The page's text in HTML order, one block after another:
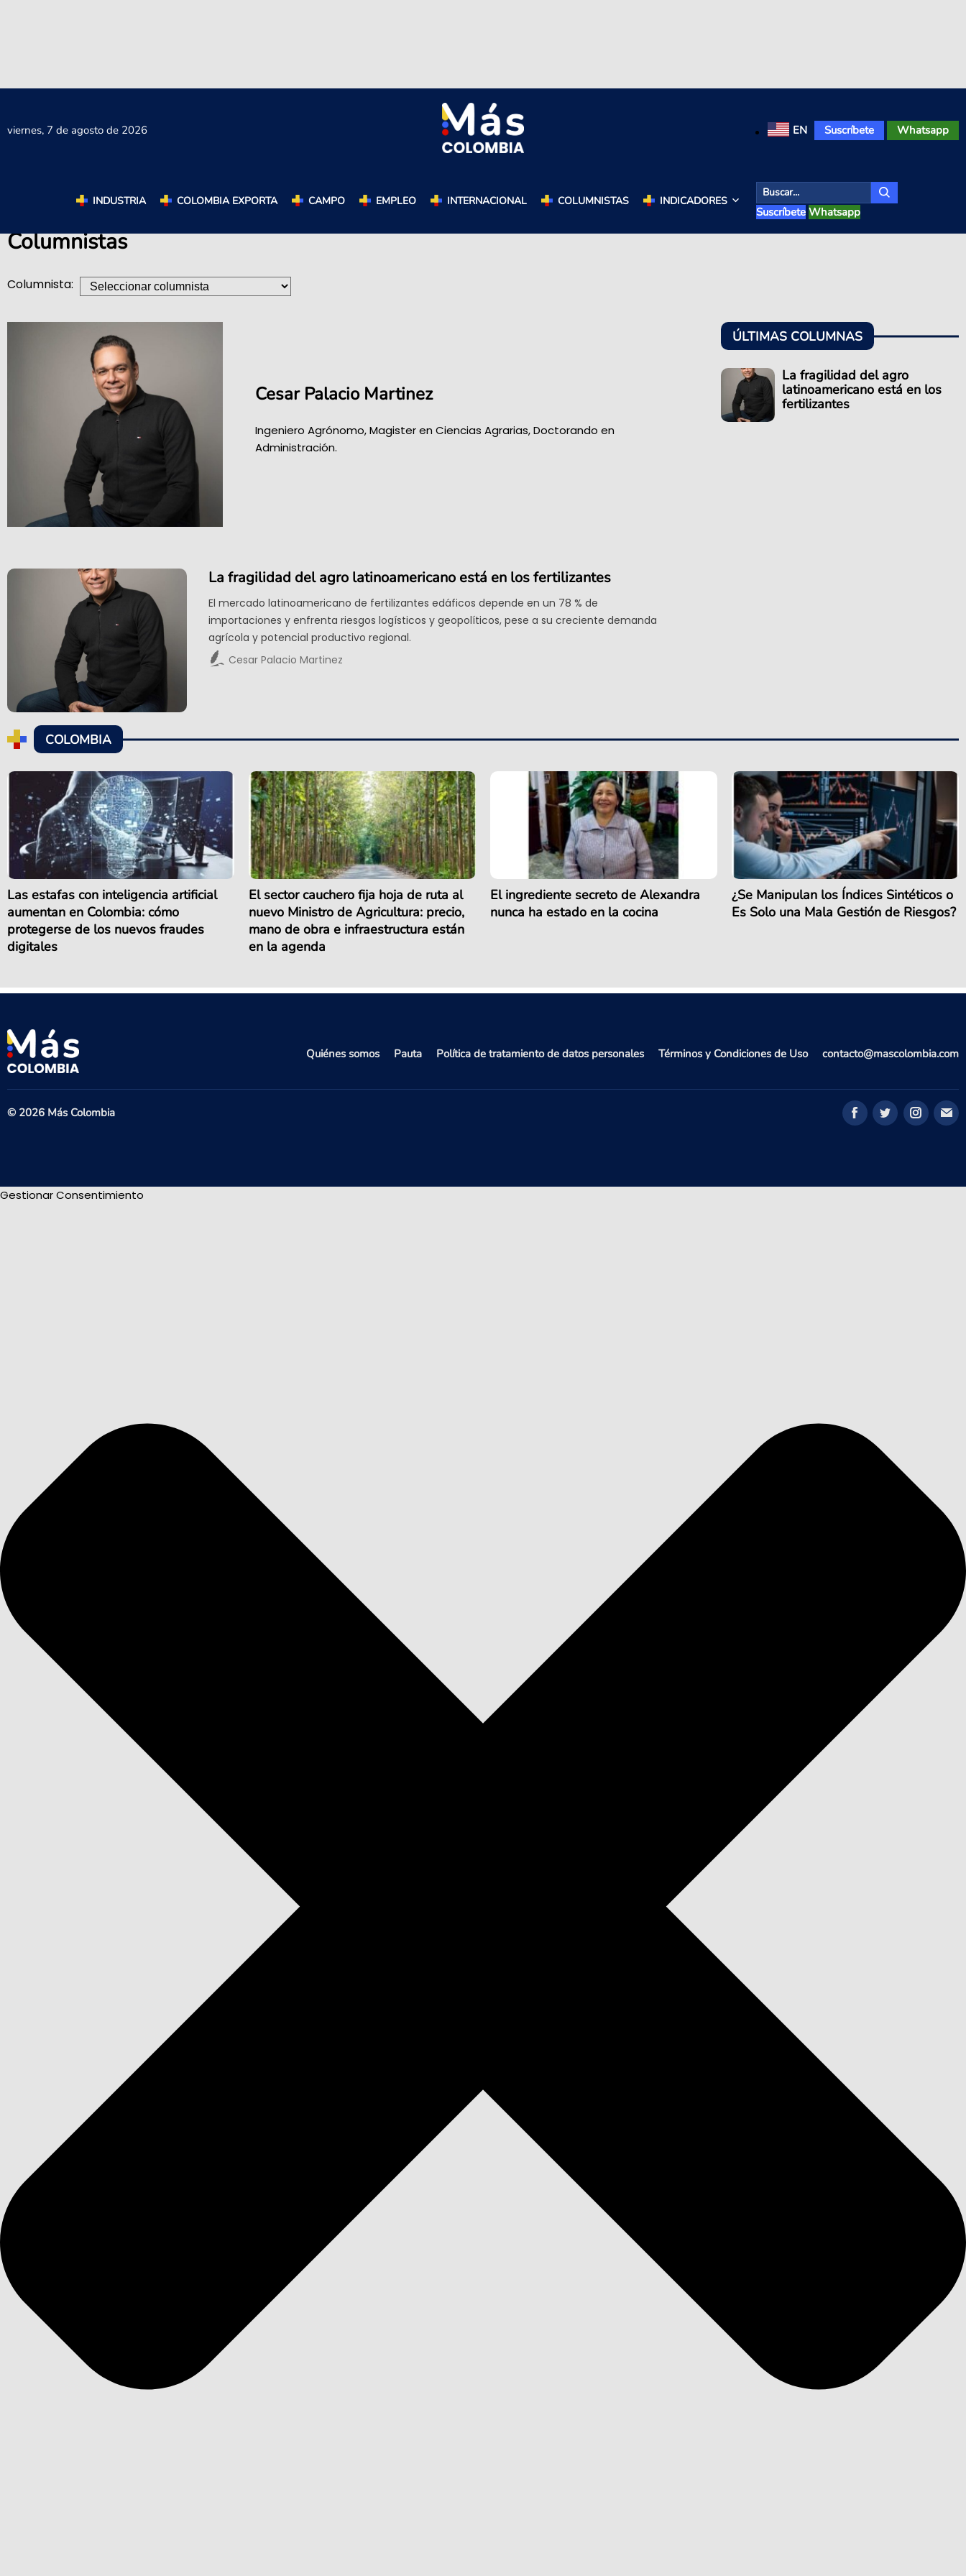
viernes, 7 de agosto de 2026 EN Suscríbete Whatsapp
INDUSTRIA COLOMBIA EXPORTA CAMPO EMPLEO INTERNACIONAL COLUMNISTAS INDICADORES
Suscríbete Whatsapp
Columnistas
Columnista:
Cesar Palacio Martinez
Ingeniero Agrónomo, Magister en Ciencias Agrarias, Doctorando en
Administración.
La fragilidad del agro latinoamericano está en los fertilizantes
El mercado latinoamericano de fertilizantes edáficos depende en un 78 % de
importaciones y enfrenta riesgos logísticos y geopolíticos, pese a su creciente demanda
agrícola y potencial productivo regional.
Cesar Palacio Martinez
ÚLTIMAS COLUMNAS
La fragilidad del agro
latinoamericano está en los
fertilizantes
COLOMBIA
Las estafas con inteligencia artificial
aumentan en Colombia: cómo
protegerse de los nuevos fraudes
digitales
El sector cauchero fija hoja de ruta al
nuevo Ministro de Agricultura: precio,
mano de obra e infraestructura están
en la agenda
El ingrediente secreto de Alexandra
nunca ha estado en la cocina
¿Se Manipulan los Índices Sintéticos o
Es Solo una Mala Gestión de Riesgos?
Quiénes somos Pauta Política de tratamiento de datos personales Términos y Condiciones de Uso contacto@mascolombia.com
© 2026 Más Colombia
Gestionar Consentimiento